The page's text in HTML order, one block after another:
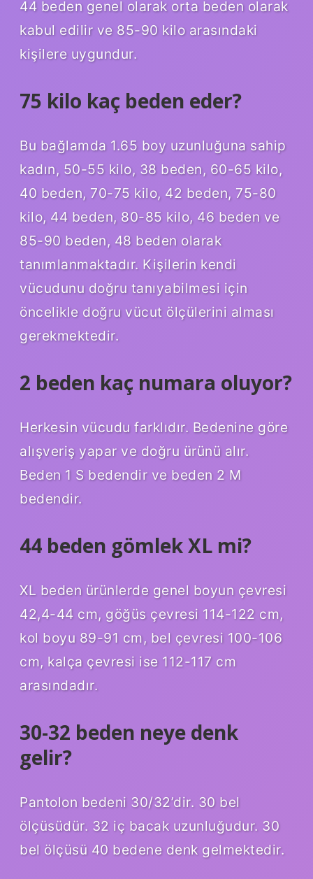
44 beden genel olarak orta beden olarak
kabul edilir ve 85-90 kilo arasındaki
kişilere uygundur.
75 kilo kaç beden eder?
Bu bağlamda 1.65 boy uzunluğuna sahip
kadın, 50-55 kilo, 38 beden, 60-65 kilo,
40 beden, 70-75 kilo, 42 beden, 75-80
kilo, 44 ​​beden, 80-85 kilo, 46 ​​beden ve
85-90 beden, 48 beden olarak
tanımlanmaktadır. Kişilerin kendi
vücudunu doğru tanıyabilmesi için
öncelikle doğru vücut ölçülerini alması
gerekmektedir.
2 beden kaç numara oluyor?
Herkesin vücudu farklıdır. Bedenine göre
alışveriş yapar ve doğru ürünü alır.
Beden 1 S bedendir ve beden 2 M
bedendir.
44 beden gömlek XL mi?
XL beden ürünlerde genel boyun çevresi
42,4-44 cm, göğüs çevresi 114-122 cm,
kol boyu 89-91 cm, bel çevresi 100-106
cm, kalça çevresi ise 112-117 cm
arasındadır.
30-32 beden neye denk
gelir?
Pantolon bedeni 30/32’dir. 30 bel
ölçüsüdür. 32 iç bacak uzunluğudur. 30
bel ölçüsü 40 bedene denk gelmektedir.